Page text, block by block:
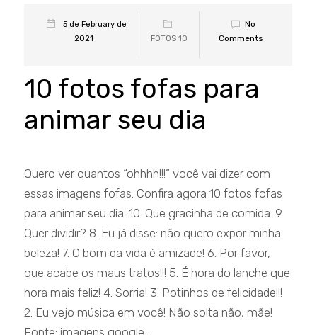
5 de February de
2021
FOTOS 10
No
Comments
10 fotos fofas para
animar seu dia
Quero ver quantos “ohhhh!!!” você vai dizer com
essas imagens fofas. Confira agora 10 fotos fofas
para animar seu dia. 10. Que gracinha de comida. 9.
Quer dividir? 8. Eu já disse: não quero expor minha
beleza! 7. O bom da vida é amizade! 6. Por favor,
que acabe os maus tratos!!! 5. É hora do lanche que
hora mais feliz! 4. Sorria! 3. Potinhos de felicidade!!!
2. Eu vejo música em você! Não solta não, mãe!
Fonte: imagens google...